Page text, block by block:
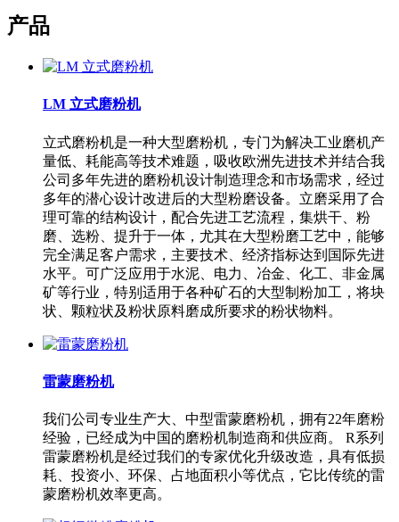
产品
LM 立式磨粉机
立式磨粉机是一种大型磨粉机，专门为解决工业磨机产
量低、耗能高等技术难题，吸收欧洲先进技术并结合我
公司多年先进的磨粉机设计制造理念和市场需求，经过
多年的潜心设计改进后的大型粉磨设备。立磨采用了合
理可靠的结构设计，配合先进工艺流程，集烘干、粉
磨、选粉、提升于一体，尤其在大型粉磨工艺中，能够
完全满足客户需求，主要技术、经济指标达到国际先进
水平。可广泛应用于水泥、电力、冶金、化工、非金属
矿等行业，特别适用于各种矿石的大型制粉加工，将块
状、颗粒状及粉状原料磨成所要求的粉状物料。
雷蒙磨粉机
我们公司专业生产大、中型雷蒙磨粉机，拥有22年磨粉
经验，已经成为中国的磨粉机制造商和供应商。 R系列
雷蒙磨粉机是经过我们的专家优化升级改造，具有低损
耗、投资小、环保、占地面积小等优点，它比传统的雷
蒙磨粉机效率更高。